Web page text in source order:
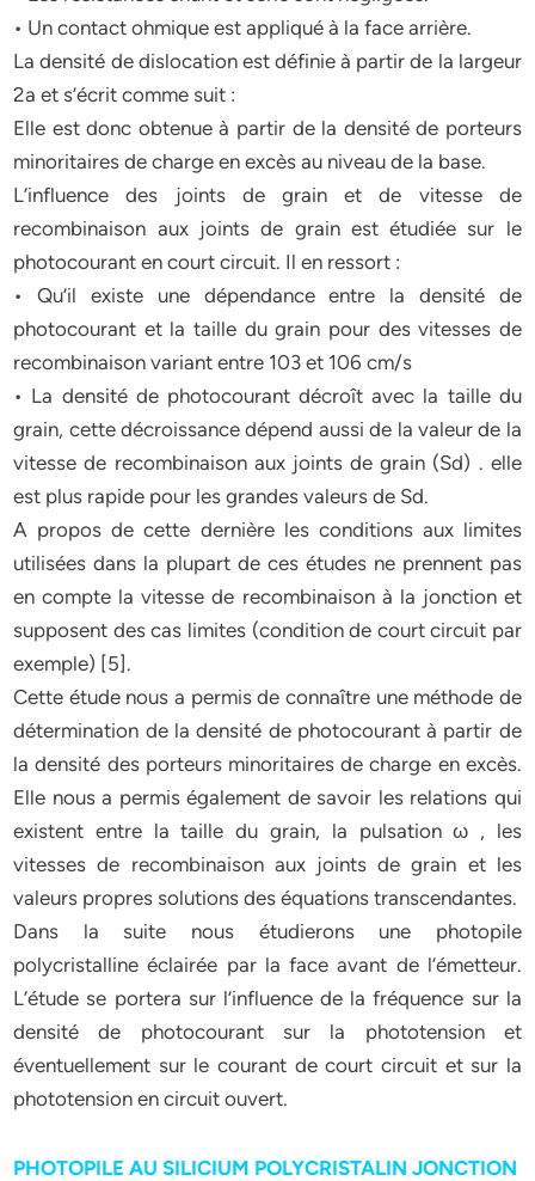
• Un contact ohmique est appliqué à la face arrière.
La densité de dislocation est définie à partir de la largeur
2a et s’écrit comme suit :
Elle est donc obtenue à partir de la densité de porteurs
minoritaires de charge en excès au niveau de la base.
L’influence des joints de grain et de vitesse de
recombinaison aux joints de grain est étudiée sur le
photocourant en court circuit. Il en ressort :
• Qu’il existe une dépendance entre la densité de
photocourant et la taille du grain pour des vitesses de
recombinaison variant entre 103 et 106 cm/s
• La densité de photocourant décroît avec la taille du
grain, cette décroissance dépend aussi de la valeur de la
vitesse de recombinaison aux joints de grain (Sd) . elle
est plus rapide pour les grandes valeurs de Sd.
A propos de cette dernière les conditions aux limites
utilisées dans la plupart de ces études ne prennent pas
en compte la vitesse de recombinaison à la jonction et
supposent des cas limites (condition de court circuit par
exemple) [5].
Cette étude nous a permis de connaître une méthode de
détermination de la densité de photocourant à partir de
la densité des porteurs minoritaires de charge en excès.
Elle nous a permis également de savoir les relations qui
existent entre la taille du grain, la pulsation ω , les
vitesses de recombinaison aux joints de grain et les
valeurs propres solutions des équations transcendantes.
Dans la suite nous étudierons une photopile
polycristalline éclairée par la face avant de l’émetteur.
L’étude se portera sur l’influence de la fréquence sur la
densité de photocourant sur la phototension et
éventuellement sur le courant de court circuit et sur la
phototension en circuit ouvert.
PHOTOPILE AU SILICIUM POLYCRISTALIN JONCTION